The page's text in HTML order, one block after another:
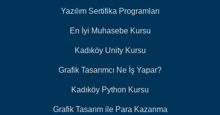
Yazılım Sertifika Programları
En İyi Muhasebe Kursu
Kadıköy Unity Kursu
Grafik Tasarımcı Ne İş Yapar?
Kadıköy Python Kursu
Grafik Tasarım ile Para Kazanma